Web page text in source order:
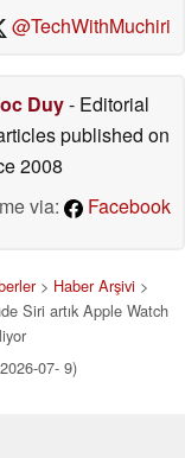
@TechWithMuchiri
Duy- Editorial
published on
2008
via:
Facebook
> Haber Arşivi >
Siri artık Apple Watch
07- 9)